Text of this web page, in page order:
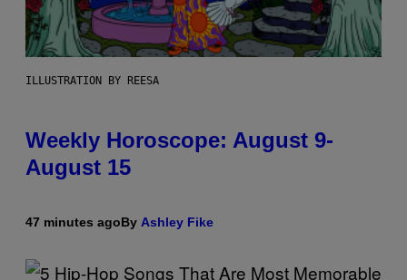
ILLUSTRATION BY REESA
Weekly Horoscope: August 9-
August 15
47 minutes agoBy Ashley Fike